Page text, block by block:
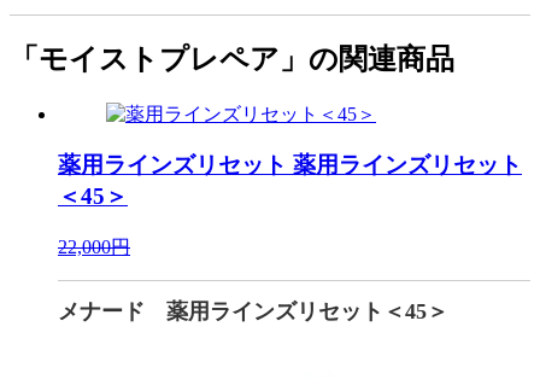
「モイストプレペア」の関連商品
薬用ラインズリセット 薬用ラインズリセット
＜45＞
22,000円
メナード 薬用ラインズリセット＜45＞